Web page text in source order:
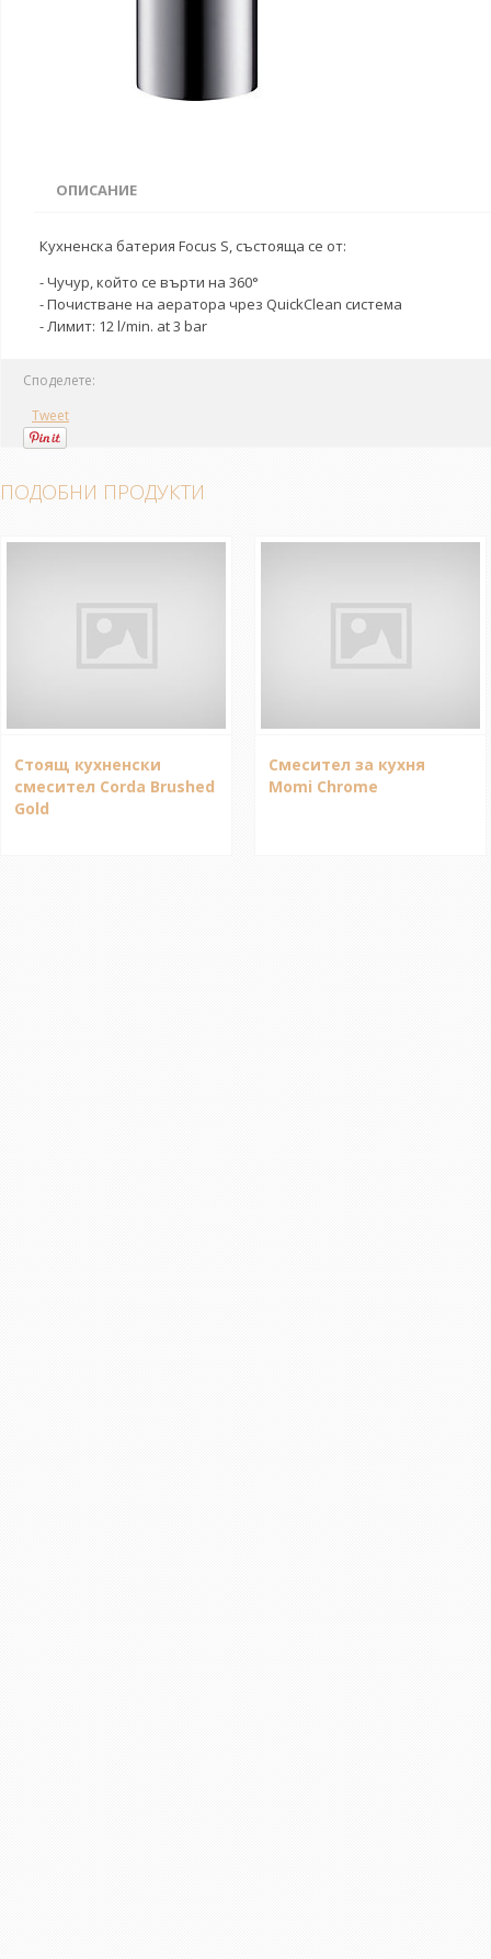
ОПИСАНИЕ
Кухненска батерия Focus S, състояща се от:
- Чучур, който се върти на 360°
- Почистване на аератора чрез QuickClean система
- Лимит: 12 l/min. at 3 bar
Споделете:
Tweet
ПОДОБНИ ПРОДУКТИ
Стоящ кухненски
смесител Corda Brushed
Gold
Смесител за кухня
Momi Chrome